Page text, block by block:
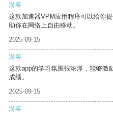
游客
这款加速器VPM应用程序可以给你
助你在网络上自由移动。
2025-09-15
游客
这款app的学习氛围很浓厚，能够激
成绩。
2025-09-15
游客